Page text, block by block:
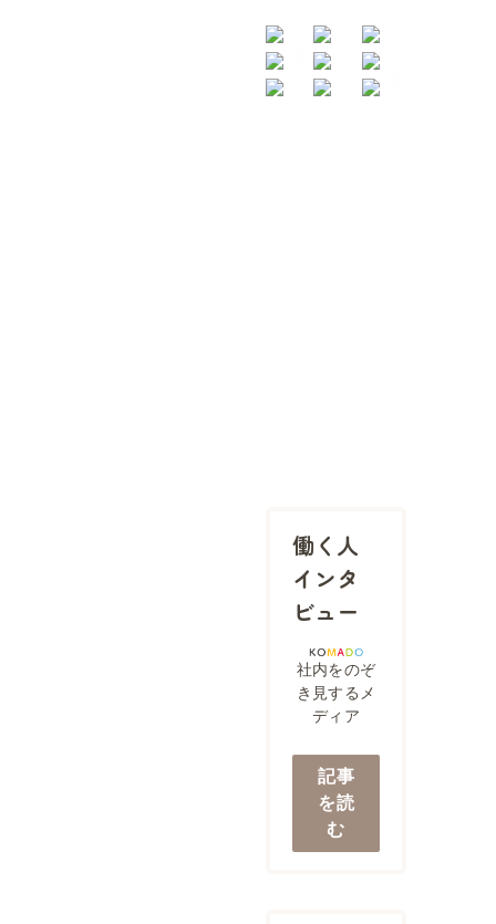
働く人
インタ
ビュー
社内をのぞ
き見するメ
ディア
記事
を読
む